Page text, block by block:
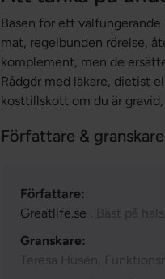
Basen för ett
mat, regelbunden rörelse,
komplement, men de
Rådgör med läkare, dietist
kosttillskott om du är
Författare & granskare
Författare:
Greatlife.se , Bäst på
Granskare:
Teresa Husén,